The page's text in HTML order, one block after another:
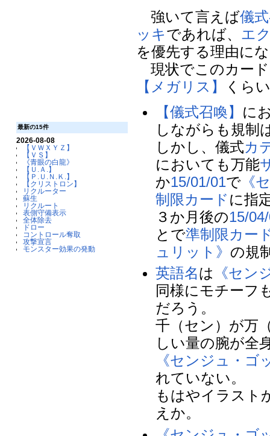
最新の15件
2026-08-08
【ＶＷＸＹＺ】
【ＶＳ】
《青眼の白龍》
【Ｕ.Ａ.】
【Ｐ.Ｕ.Ｎ.Ｋ.】
【クリストロン】
リクルーター
蘇生
リクルート
表側守備表示
全体除去
ドロー
コントロール奪取
攻撃宣言
モンスター効果の発動
強いて言えば儀
ッキであれば、 エ
を優先する理由に
現状でこのカー
【メガリス】
くら
【儀式召喚】 に
しながらも規制
しかし、儀式カ
においても万能
か15/01/01で 《
制限カード に指
３か月後の15/
とで準制限カー
ュリット》 の規
英語名は 《セン
同様にモチーフ
だろう。
千（セン）が万
しい量の腕が全
《センジュ・ゴ
れていない。
もはやイラスト
えか。